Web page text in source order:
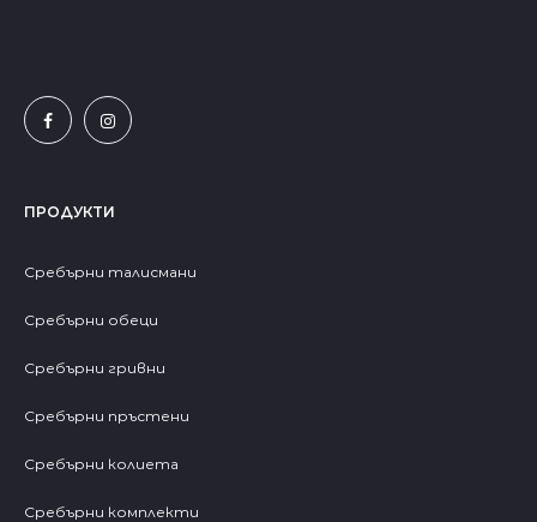
ПРОДУКТИ
Сребърни талисмани
Сребърни обеци
Сребърни гривни
Сребърни пръстени
Сребърни колиета
Сребърни комплекти